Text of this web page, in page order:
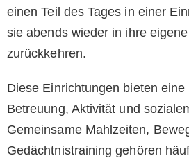
einen Teil des Tages in einer
sie abends wieder in ihre
zurückkehren.
Diese Einrichtungen bieten
Betreuung, Aktivität und
Gemeinsame Mahlzeiten,
Gedächtnistraining gehören